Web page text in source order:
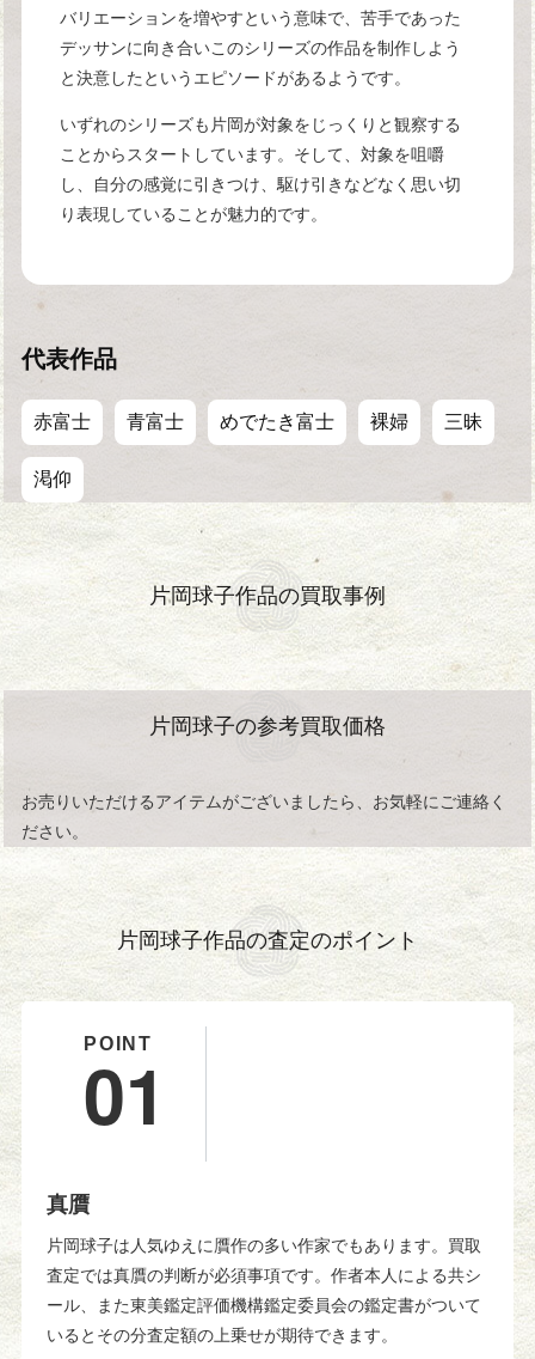
バリエーションを増やすという意味で、苦手であった
デッサンに向き合いこのシリーズの作品を制作しよう
と決意したというエピソードがあるようです。
いずれのシリーズも片岡が対象をじっくりと観察する
ことからスタートしています。そして、対象を咀嚼
し、自分の感覚に引きつけ、駆け引きなどなく思い切
り表現していることが魅力的です。
代表作品
赤富士 青富士 めでたき富士 裸婦 三昧
渇仰
片岡球子作品の買取事例
片岡球子の参考買取価格
お売りいただけるアイテムがございましたら、お気軽にご連絡く
ださい。
片岡球子作品の査定のポイント
01
真贋
片岡球子は人気ゆえに贋作の多い作家でもあります。買取
査定では真贋の判断が必須事項です。作者本人による共シ
ール、また東美鑑定評価機構鑑定委員会の鑑定書がついて
いるとその分査定額の上乗せが期待できます。